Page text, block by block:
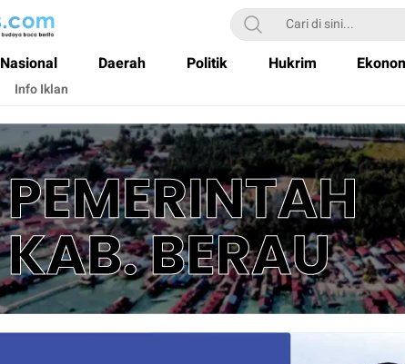
Nasional Daerah Politik Hukrim
Info Iklan